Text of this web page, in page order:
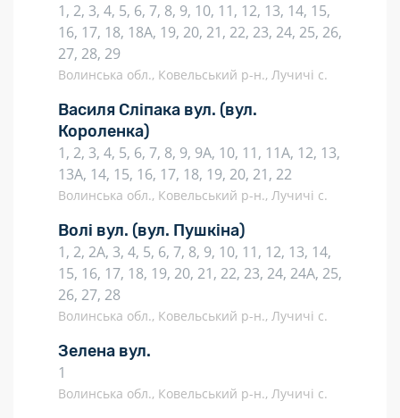
1, 2, 3, 4, 5, 6, 7, 8, 9, 10, 11, 12, 13, 14, 15,
16, 17, 18, 18А, 19, 20, 21, 22, 23, 24, 25, 26,
27, 28, 29
Волинська обл., Ковельський р-н., Лучичі с.
Василя Сліпака вул. (вул.
Короленка)
1, 2, 3, 4, 5, 6, 7, 8, 9, 9А, 10, 11, 11А, 12, 13,
13А, 14, 15, 16, 17, 18, 19, 20, 21, 22
Волинська обл., Ковельський р-н., Лучичі с.
Волі вул. (вул. Пушкіна)
1, 2, 2А, 3, 4, 5, 6, 7, 8, 9, 10, 11, 12, 13, 14,
15, 16, 17, 18, 19, 20, 21, 22, 23, 24, 24А, 25,
26, 27, 28
Волинська обл., Ковельський р-н., Лучичі с.
Зелена вул.
1
Волинська обл., Ковельський р-н., Лучичі с.